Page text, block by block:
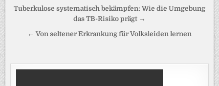
Beitragsnavigation
Tuberkulose systematisch bekämpfen: Wie die Umgebung
das TB-Risiko prägt →
← Von seltener Erkrankung für Volksleiden lernen